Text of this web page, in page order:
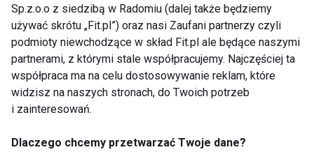
Ogólnopolski System Ochrony Zdrowia, który w
każdym miesiącu publikuje informacje dotyczące
zachorowalności, kosztów leczenia oraz
częstotliwości występowania chorób w Polsce.
Szczegółowe informacje na temat bieżącej
konsumpcji leków można znaleźć w miesięczniku
Sp.z.o.o z siedzibą w Radomiu (dalej także będziemy
używać skrótu „Fit.pl”) oraz nasi Zaufani partnerzy czyli
podmioty niewchodzące w skład Fit.pl ale będące naszymi
partnerami, z którymi stale współpracujemy. Najczęściej ta
współpraca ma na celu dostosowywanie reklam, które
widzisz na naszych stronach, do Twoich potrzeb
i zainteresowań.
Dlaczego chcemy przetwarzać Twoje dane?